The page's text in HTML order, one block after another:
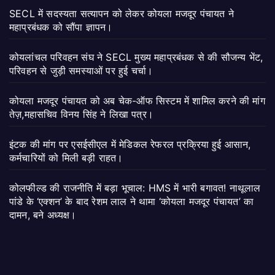
SECL में सदस्यता सत्यापन को लेकर कोयला मजदूर पंचायत ने
महाप्रबंधक को सौंपा ज्ञापन।
कोयलांचल परिवहन संघ ने SECL मुख्य महाप्रबंधक से की सौजन्य भेंट,
परिवहन से जुड़ी समस्याओं पर हुई चर्चा।
कोयला मजदूर पंचायत को अब चेक-ऑफ सिस्टम में शामिल करने की मांग
तेज़,महासचिव विनय सिंह ने लिखा पत्र।
इंटक की मांग पर एसईसीएल में मेडिकल रेफरल प्रक्रिया हुई आसान,
कर्मचारियों को मिली बड़ी राहत।
कोलफील्ड की राजनीति में बड़ा भूचाल: HMS में भारी बगावत! नाथूलाल
पांडे के ‘एक्शन’ के बाद रेशम लाल ने थामा ‘कोयला मजदूर पंचायत’ का
दामन, बने अध्यक्ष।